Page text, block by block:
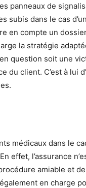
panneaux de
dans le cas
compte un
la stratégie
soit une
du client. C’est à
médicaux dans le
l’assurance
amiable et
en charge